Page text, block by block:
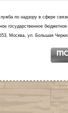
по надзору в сфере
государственное
Москва, ул. Большая